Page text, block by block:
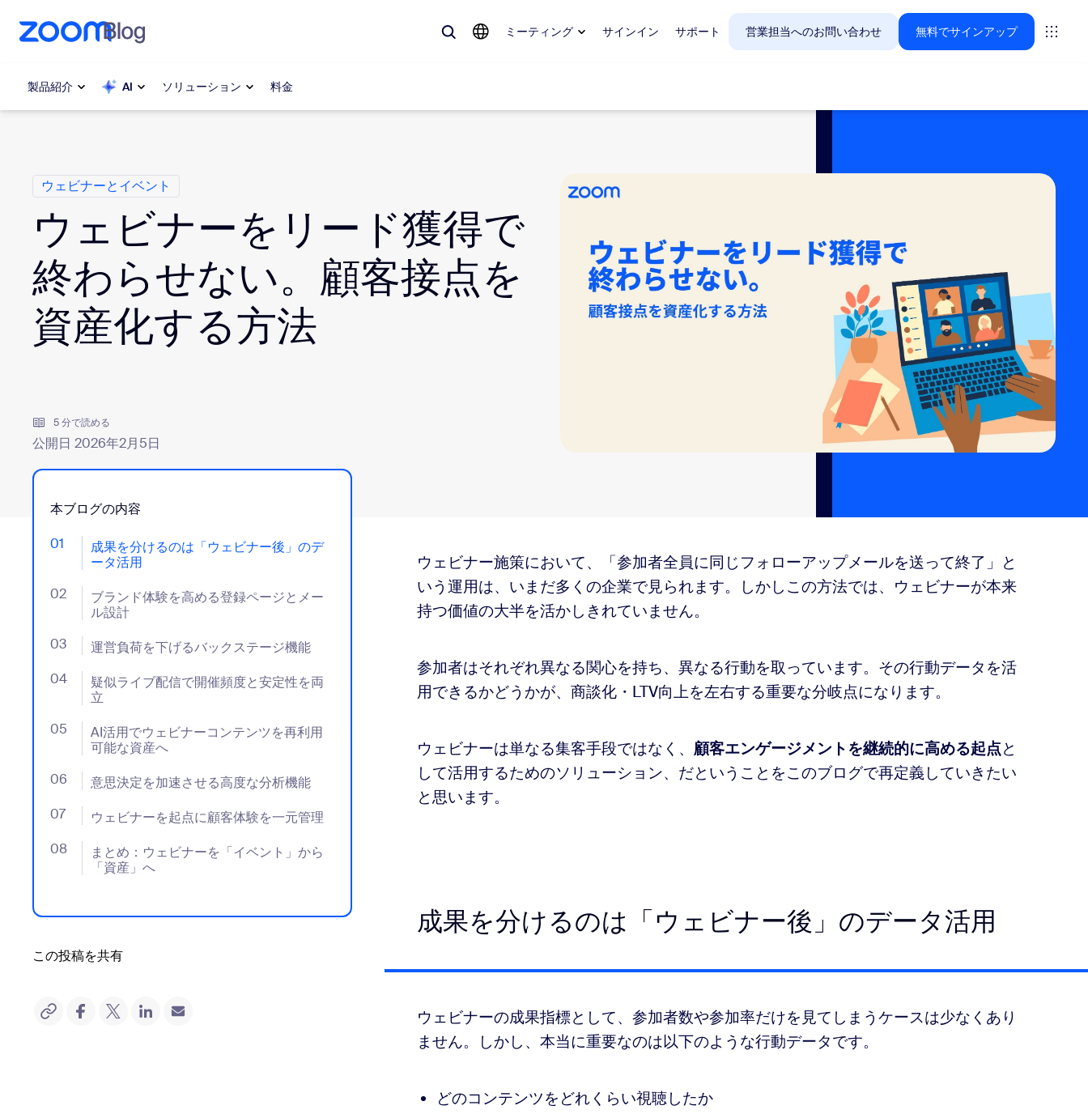
テンツへスキップ
ャットへスキップ
製品紹介 AI ソリューション 料金
ミーティング サインイン サポート 営業担当へのお問い合わせ 無料でサインアップ
Zoom Workplace
Zoomビジネスサービス
Zoom CX
Zoom AI
注目を集めているもの、トレンドになっているもの、話題を呼んでいるもの — Zoomのお客様が今関心を寄せているソリューションをご紹
ミーティング
ZoomMate ルーム
Canvas
カ テ ゴ リ
ウェビナーとイベント
ウェビナーをリード獲得で
終わらせない。顧客接点を
資産化する方法
5 分で読める
公開日 2026年2月5日
本ブログの内容
01
成果を分けるのは「ウェビナー後」のデ
ータ活用
- Jumplink to 成果を分けるのは「ウェビナー後」のデータ活用
02
ブランド体験を高める登録ページとメー
ル設計
- Jumplink to ブランド体験を高める登録ページとメール設計
03 運営負荷を下げるバックステージ機能
- Jumplink to 運営負荷を下げるバックステージ機能
04
疑似ライブ配信で開催頻度と安定性を両
立
- Jumplink to 疑似ライブ配信で開催頻度と安定性を両立
05
AI活用でウェビナーコンテンツを再利用
可能な資産へ
- Jumplink to AI活用でウェビナーコンテンツを再利用可能な資産へ
06 意思決定を加速させる高度な分析機能
- Jumplink to 意思決定を加速させる高度な分析機能
07 ウェビナーを起点に顧客体験を一元管理
- Jumplink to ウェビナーを起点に顧客体験を一元管理
08
まとめ：ウェビナーを「イベント」から
「資産」へ
- Jumplink to まとめ：ウェビナーを「イベント」から「資産」へ
この投稿を共有
ウェビナー施策において、「参加者全員に同じフォローアップメールを送って終了」と
いう運用は、いまだ多くの企業で見られます。しかしこの方法では、ウェビナーが本来
持つ価値の大半を活かしきれていません。
参加者はそれぞれ異なる関心を持ち、異なる行動を取っています。その行動データを活
用できるかどうかが、商談化・LTV向上を左右する重要な分岐点になります。
ウェビナーは単なる集客手段ではなく、 顧客エンゲージメントを継続的に高める起点と
して活用するためのソリューション、だということをこのブログで再定義していきたい
と思います。
成果を分けるのは「ウェビナー後」のデータ活用
ウェビナーの成果指標として、参加者数や参加率だけを見てしまうケースは少なくあり
ません。しかし、本当に重要なのは以下のような行動データです。
どのコンテンツをどれくらい視聴したか